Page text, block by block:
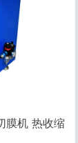
膜机 热收缩